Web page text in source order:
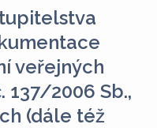
veřejných
137/2006 Sb.,
(dále též